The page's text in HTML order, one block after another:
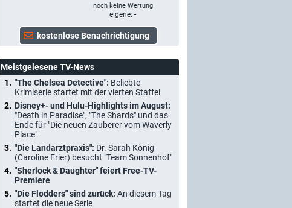
noch keine Wertung
eigene: -
Meistgelesene TV-News
"The Chelsea Detective": Beliebte
Krimiserie startet mit der vierten Staffel
Disney+- und Hulu-Highlights im August:
"Death in Paradise", "The Shards" und das
Ende für "Die neuen Zauberer vom Waverly
Place"
"Die Landarztpraxis": Dr. Sarah König
(Caroline Frier) besucht "Team Sonnenhof"
"Sherlock & Daughter" feiert Free-TV-
Premiere
"Die Flodders" sind zurück: An diesem Tag
startet die neue Serie